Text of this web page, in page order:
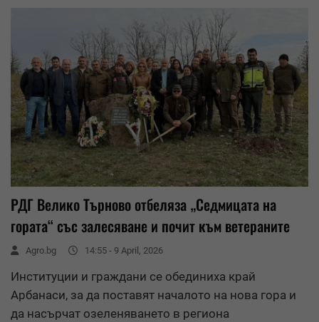
РДГ Велико Търново отбеляза „Седмицата на
гората“ със залесяване и почит към ветераните
Agro.bg 14:55 - 9 April, 2026
Институции и граждани се обединиха край
Арбанаси, за да поставят началото на нова гора и
да насърчат озеленяването в региона